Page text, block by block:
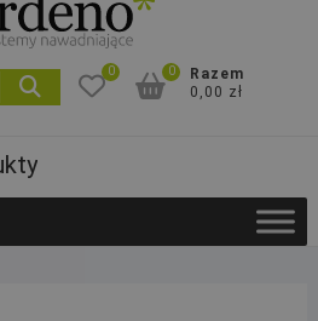
Szukaj:
0
Razem
0,00 zł
0